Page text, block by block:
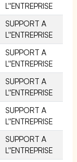
L''ENTREPRISE
SUPPORT A
L''ENTREPRISE
SUPPORT A
L''ENTREPRISE
SUPPORT A
L''ENTREPRISE
SUPPORT A
L''ENTREPRISE
SUPPORT A
L''ENTREPRISE